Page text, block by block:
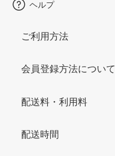
ヘルプ
ご利用方法
会員登録方法について
配送料・利用料
配送時間